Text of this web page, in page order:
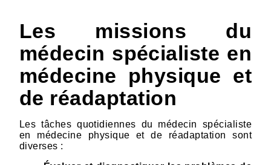
Les missions du
médecin spécialiste en
médecine physique et
de réadaptation
Les tâches quotidiennes du médecin spécialiste
en médecine physique et de réadaptation sont
diverses :